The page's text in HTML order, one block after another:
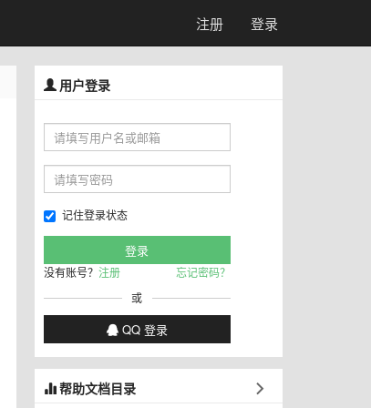
注册 登录
用户登录
记住登录状态
没有账号？ 注册
忘记密码？
或
QQ 登录
帮助文档目录